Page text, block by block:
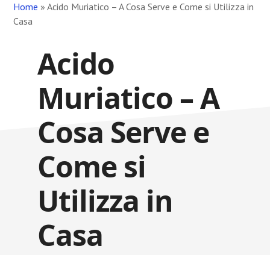
in
Home »Acido Muriatico – A Cosa Serve e Come si Utilizza in
Casa
Acido
Muriatico – A
Cosa Serve e
Come si
Utilizza in
Casa